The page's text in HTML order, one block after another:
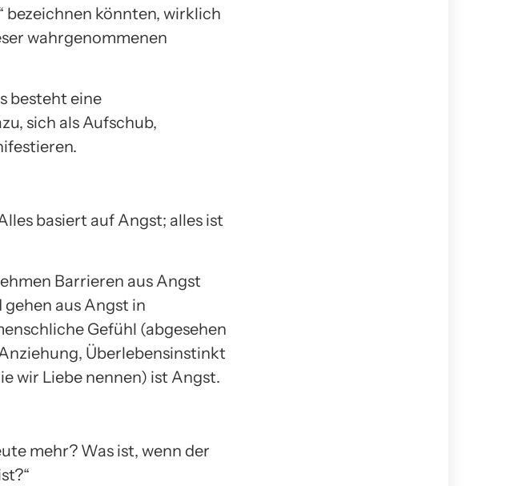
bezeichnen könnten, wirklich
wahrgenommenen
besteht eine
sich als Aufschub,
basiert auf Angst; alles ist
Barrieren aus Angst
aus Angst in
Gefühl (abgesehen
Überlebensinstinkt
wir Liebe nennen) ist Angst.
mehr? Was ist, wenn der